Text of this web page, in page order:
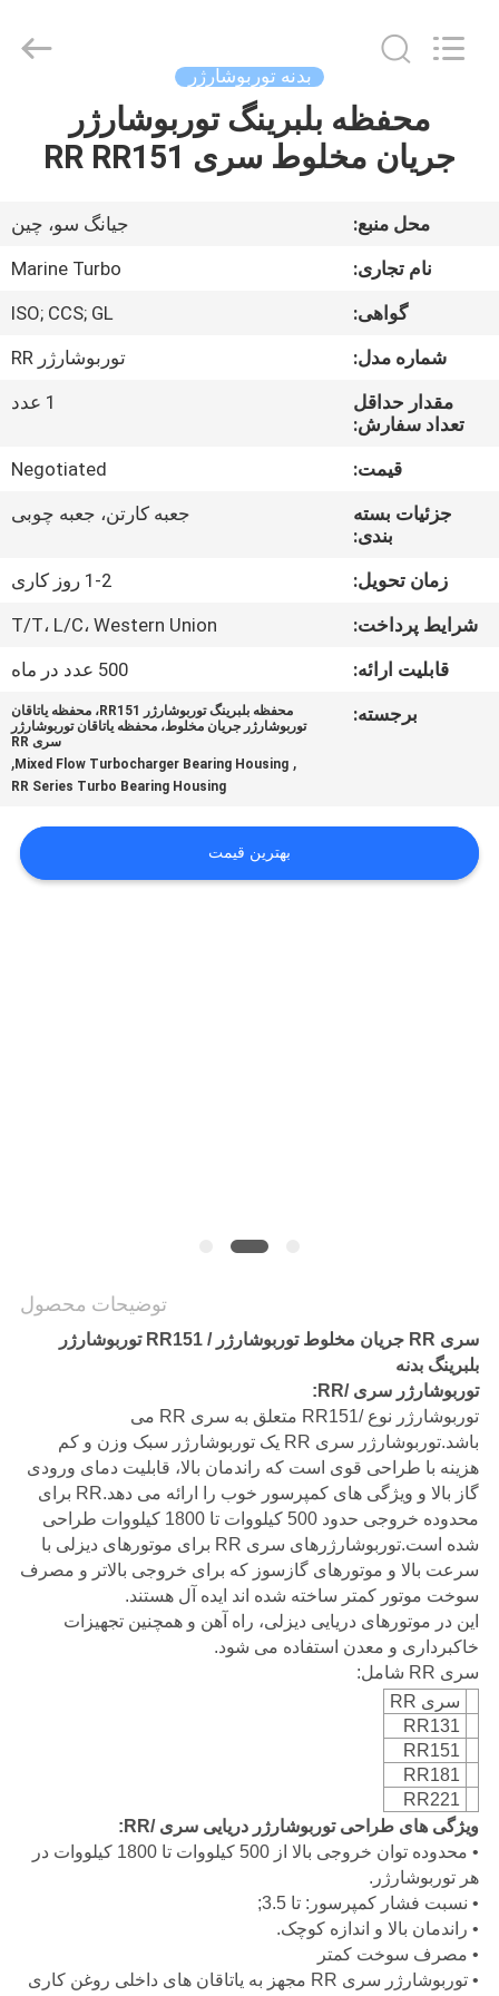
دربارهی
کارخانه
کیفیت
تماس
درخواست
نقشه
سایت
Service.
بدنه توربوشارژر
محفظه بلبرینگ توربوشارژر
جریان مخلوط سری RR RR151
محل منبع:
جیانگ سو، چین
نام تجاری:
Marine Turbo
گواهی:
ISO; CCS; GL
شماره مدل:
توربوشارژر RR
مقدار حداقل
تعداد سفارش:
1 عدد
قیمت:
Negotiated
جزئیات بسته
بندی:
جعبه کارتن، جعبه چوبی
زمان تحویل:
1-2 روز کاری
شرایط پرداخت:
T/T، L/C، Western Union
قابلیت ارائه:
500 عدد در ماه
برجسته:
محفظه بلبرینگ توربوشارژر RR151، محفظه یاتاقان
توربوشارژر جریان مخلوط، محفظه یاتاقان توربوشارژر
سری RR
,
Mixed Flow Turbocharger Bearing Housing
,
RR Series Turbo Bearing Housing
بهترین قیمت
توضیحات محصول
سری RR جریان مخلوط توربوشارژر / RR151 توربوشارژر
بلبرینگ بدنه
توربوشارژر سری /RR:
توربوشارژر نوع /RR151 متعلق به سری RR می
باشد.توربوشارژر سری RR یک توربوشارژر سبک وزن و کم
هزینه با طراحی قوی است که راندمان بالا، قابلیت دمای ورودی
گاز بالا و ویژگی های کمپرسور خوب را ارائه می دهد.RR برای
محدوده خروجی حدود 500 کیلووات تا 1800 کیلووات طراحی
شده است.توربوشارژرهای سری RR برای موتورهای دیزلی با
سرعت بالا و موتورهای گازسوز که برای خروجی بالاتر و مصرف
سوخت موتور کمتر ساخته شده اند ایده آل هستند.
این در موتورهای دریایی دیزلی، راه آهن و همچنین تجهیزات
خاکبرداری و معدن استفاده می شود.
سری RR شامل:
سری RR
RR131
RR151
RR181
RR221
ویژگی های طراحی توربوشارژر دریایی سری /RR:
• محدوده توان خروجی بالا از 500 کیلووات تا 1800 کیلووات در
هر توربوشارژر.
• نسبت فشار کمپرسور: تا 3.5;
• راندمان بالا و اندازه کوچک.
• مصرف سوخت کمتر
• توربوشارژر سری RR مجهز به یاتاقان های داخلی روغن کاری